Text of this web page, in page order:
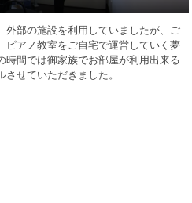
外部の施設を利用していましたが、ご
ピアノ教室をご自宅で運営していく夢
時間では御家族でお部屋が利用出来る
せていただきました。